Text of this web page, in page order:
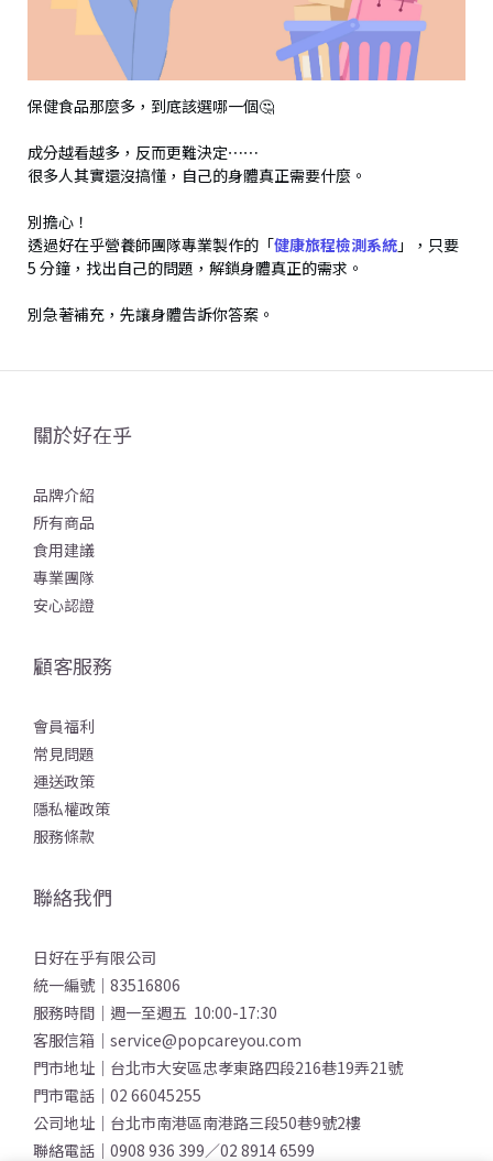
保健食品那麼多，到底該選哪一個🤔
成分越看越多，反而更難決定⋯⋯
很多人其實還沒搞懂，自己的身體真正需要什麼。
別擔心！
透過好在乎營養師團隊專業製作的「健康旅程檢測系統 」，只要
5 分鐘，找出自己的問題，解鎖身體真正的需求。
別急著補充，先讓身體告訴你答案。
關於好在乎
品牌介紹
所有商品
食用建議
專業團隊
安心認證
顧客服務
會員福利
常見問題
運送政策
隱私權政策
服務條款
聯絡我們
日好在乎有限公司
統一編號｜83516806
服務時間｜週一至週五 10:00-17:30
客服信箱｜service@popcareyou.com
門市地址｜台北市大安區忠孝東路四段216巷19弄21號
門市電話｜02 66045255
公司地址｜台北市南港區南港路三段50巷9號2樓
聯絡電話｜0908 936 399／02 8914 6599